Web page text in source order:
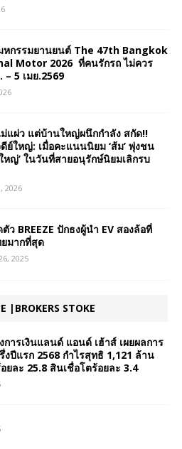
หกรรมยานยนต์ The 47th Bangkok
Motor 2026 ที่คนรักรถ ไม่ควร
5 เมย.2569
แผ่ว แต่บ้านใหญ่ผนึกกำลัง สกัด!!
ดีย์ใหญ่: เมื่อคะแนนนิยม ‘ส้ม’ พุ่งชน
หญ่’ ในวันที่สายอนุรักษ์นิยมเลิกรบ
2026
ว BREEZE ปักธงผู้นำ EV สองล้อที่
ยมากที่สุด
2025
|BROKERS STOKE
การเงินแลนด์ แอนด์ เฮ้าส์ เผยผลการ
งปีแรก 2568 กำไรสุทธิ 1,121 ล้าน
ยละ 25.8 สินเชื่อโตร้อยละ 3.4